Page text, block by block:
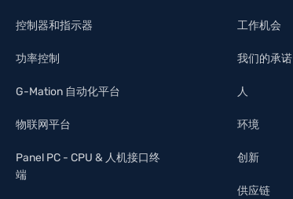
控制器和指示器
功率控制
G-Mation 自动化平台
物联网平台
Panel PC - CPU & 人机接口终
端
工作机会
我们的承诺
人
环境
创新
供应链